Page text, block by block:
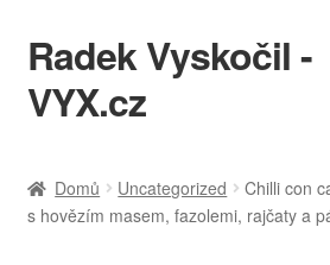
Přeskočit
na
navigaci
Přejít
k
obsahu
Radek Vyskočil -
VYX.cz
Ukázky práce
Domů Uncategorized
Chilli con
s hovězím masem, fazolemi, rajčaty a